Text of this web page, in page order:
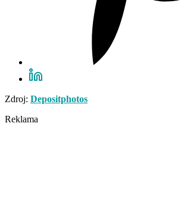
Zdroj: Depositphotos
Reklama